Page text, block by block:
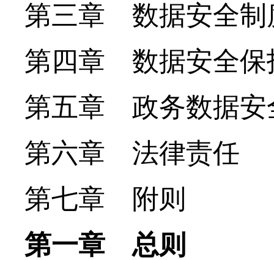
第三章 数据安全制
第四章 数据安全保
第五章 政务数据安
第六章 法律责任
第七章 附则
第一章 总则